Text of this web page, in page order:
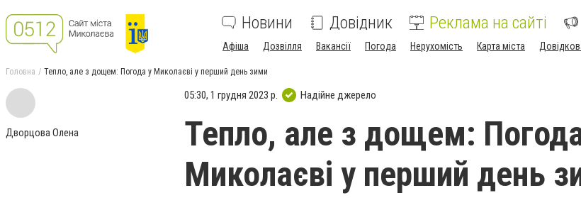
Новини Довідник Реклама на сайті
Афіша Дозвілля Вакансії Погода Нерухомість Карта міста
Головна Тепло, але з дощем: Погода у Миколаєві у перший день зими
Дворцова Олена
05:30, 1 грудня 2023 р. Надійне джерело
Тепло, але з дощем:
Миколаєві у перший день